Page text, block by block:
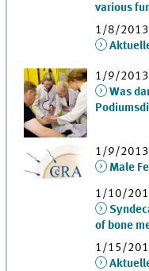
various
1/8/2013
1/9/2013
Was
1/9/2013
Male
1/10/
of bone
1/15/